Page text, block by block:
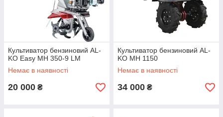
Культиватор бензиновий AL-
KO Easy MH 350-9 LM
Немає в наявності
20 000 ₴
Культиватор бензиновий AL-
KO MH 1150
Немає в наявності
34 000 ₴